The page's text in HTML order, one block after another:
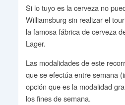
Si lo tuyo es la cerveza no
Williamsburg sin realizar el
la famosa fábrica de cerveza
Lager.
Las modalidades de este
que se efectúa entre semana
opción que es la modalidad
los fines de semana.